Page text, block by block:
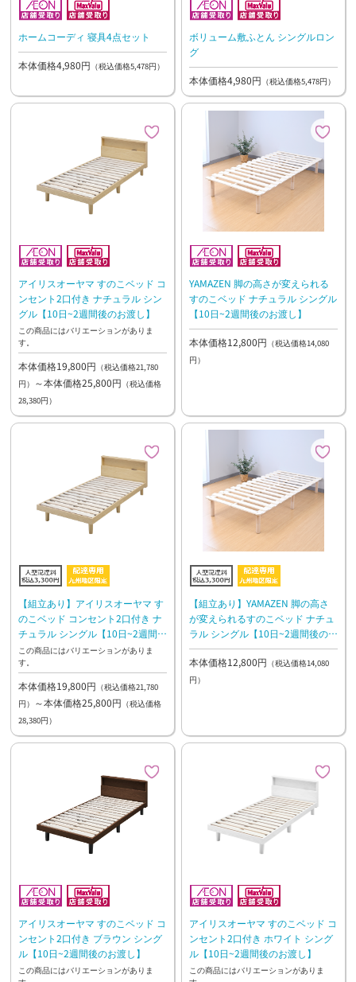
ホームコーディ 寝具4点セット
本体価格4,980円 （税込価格5,478円）
ボリューム敷ふとん シングルロン
グ
本体価格4,980円 （税込価格5,478円）
アイリスオーヤマ すのこベッド コ
ンセント2口付き ナチュラル シン
グル【10日~2週間後のお渡し】
この商品にはバリエーションがありま
す。
本体価格19,800円 （税込価格21,780
円） ～本体価格25,800円 （税込価格
28,380円）
YAMAZEN 脚の高さが変えられる
すのこベッド ナチュラル シングル
【10日~2週間後のお渡し】
本体価格12,800円 （税込価格14,080
円）
【組立あり】アイリスオーヤマ す
のこベッド コンセント2口付き ナ
チュラル シングル【10日~2週間後
のお渡し】
この商品にはバリエーションがありま
す。
本体価格19,800円 （税込価格21,780
円） ～本体価格25,800円 （税込価格
28,380円）
【組立あり】YAMAZEN 脚の高さ
が変えられるすのこベッド ナチュ
ラル シングル【10日~2週間後のお
渡し】
本体価格12,800円 （税込価格14,080
円）
アイリスオーヤマ すのこベッド コ
ンセント2口付き ブラウン シング
ル【10日~2週間後のお渡し】
この商品にはバリエーションがありま
アイリスオーヤマ すのこベッド コ
ンセント2口付き ホワイト シング
ル【10日~2週間後のお渡し】
この商品にはバリエーションがありま